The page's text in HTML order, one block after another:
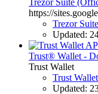
Trezor Suite
https://
Trezor Suite
Updated:
Trust® Wallet -
Trust Wallet
Trust
Updated: